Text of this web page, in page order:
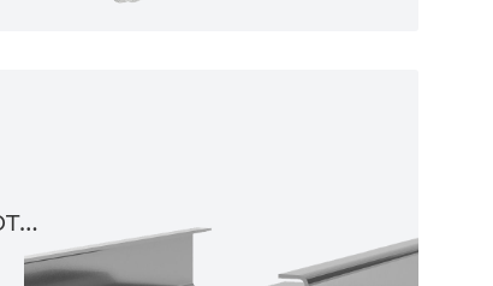
Металлообработка